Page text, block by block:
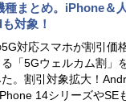
種まとめ。iPhone＆
対象！
5G対応スマホが割引価
「5Gウェルカム割」
た。割引対象拡大！
14シリーズやSE